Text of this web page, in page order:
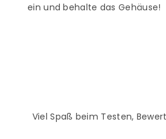
ein und behalte das Gehäuse!
Viel Spaß beim Testen,